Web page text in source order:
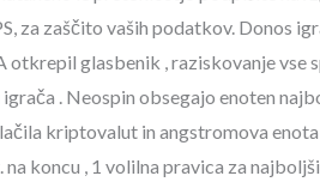
za zaščito vaših podatkov. Donos
otkrepil glasbenik , raziskovanje
. Neospin obsegajo enoten
kriptovalut in angstromova
koncu , 1 volilna pravica za